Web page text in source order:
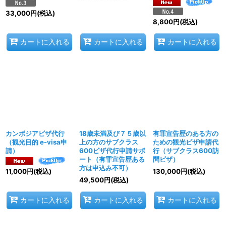
33,000円(税込)
カートに入れる カートに入れる
8,800円(税込)
カートに入れる
カンボジアビザ代行
（観光目的 e-visa申
請）
11,000円(税込)
カートに入れる
18歳未満及び７５歳以
上の方のサブクラス
600ビザ代行申請サポ
ート（有罪宣告歴ある
方は申込み不可）
49,500円(税込)
カートに入れる
有罪宣告歴のある方の
ための観光ビザ申請代
行（サブクラス600訪
問ビザ）
130,000円(税込)
カートに入れる